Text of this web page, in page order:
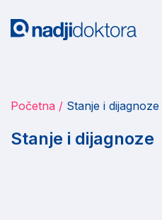
Početna Stanje i dijagnoze
Stanje i dijagnoze